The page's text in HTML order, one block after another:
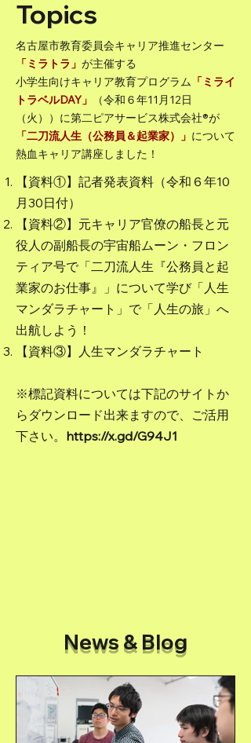
Topics
名古屋市教育委員会キャリア推進センター
「ミラトラ」 が主催する
小学生向けキャリア教育プログラム 「ミライ
トラベルDAY」
（令和６年11月12日
（火））に第二ピアサービス株式会社®が
「二刀流人生（公務員＆起業家）」 について
熱血キャリア講座しました！
【資料①】記者発表資料（令和６年10
月30日付）
【資料②】元キャリア官僚の船長と元
役人の副船長の宇宙船ムーン・フロン
ティア号で「二刀流人生『公務員と起
業家のお仕事』」について学び「人生
マンダラチャート」で「人生の旅」へ
出航しよう！
​【資料③】人生マンダラチャート
​※標記資料については下記のサイトか
らダウンロード出来ますので、ご活用
下さい。 https://x.gd/G94J1
News & Blog